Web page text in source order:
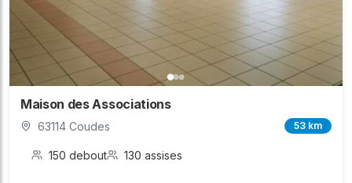
Maison des Associations
63114 Coudes 53 km
150 debout 130 assises